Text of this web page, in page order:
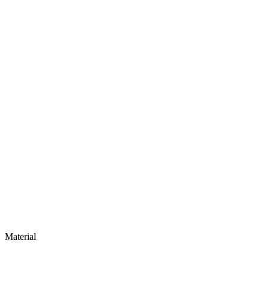
Material